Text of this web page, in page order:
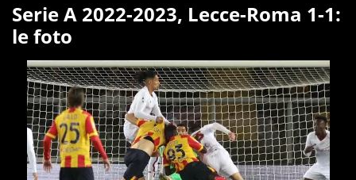
Serie A 2022-2023, Lecce-Roma 1-1:
le foto